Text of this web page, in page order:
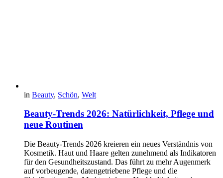
in Beauty, Schön, Welt
Beauty-Trends 2026: Natürlichkeit, Pflege und
neue Routinen
Die Beauty-Trends 2026 kreieren ein neues Verständnis von
Kosmetik. Haut und Haare gelten zunehmend als Indikatoren
für den Gesundheitszustand. Das führt zu mehr Augenmerk
auf vorbeugende, datengetriebene Pflege und die